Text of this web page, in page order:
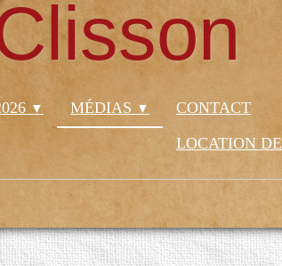
▼ MÉDIAS ▼
CONTACT
LOCATION